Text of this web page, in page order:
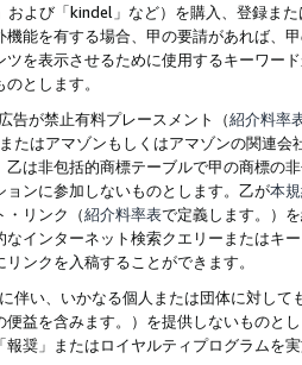
および「kindel」など）を購入、登録ま
機能を有する場合、甲の要請があれば、
を表示させるために使用するキーワー
とします。
告が禁止有料プレースメント（紹介料率
たはアマゾンもしくはアマゾンの関連
乙は非包括的商標テーブルで甲の商標の
ョンに参加しないものとします。乙が本
・リンク（紹介料率表で定義します。）
インターネット検索クエリーまたはキ
ンクを入稿することができます。
伴い、いかなる個人または団体に対し
益を含みます。）を提供しないものと
奨」またはロイヤルティプログラムを